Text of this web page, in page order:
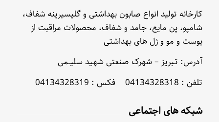
کارخانه تولید انواع صابون بهداشتی و گلیسیرینه شفاف،
شامپو، پن مایع، جامد و شفاف، محصولات مراقبت از
پوست و مو و ژل های بهداشتی
آدرس: تـبریز – شهرک صنعتی شهـید سلیــمی
تلفن : 04134328318 فکس : 04134328319
شبکه های اجتماعی